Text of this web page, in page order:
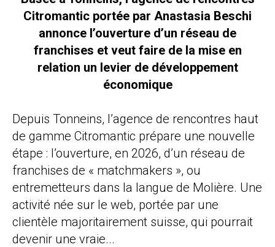
Citromantic portée par Anastasia Beschi
annonce l’ouverture d’un réseau de
franchises et veut faire de la mise en
relation un levier de développement
économique
Depuis Tonneins, l’agence de rencontres haut
de gamme Citromantic prépare une nouvelle
étape : l’ouverture, en 2026, d’un réseau de
franchises de « matchmakers », ou
entremetteurs dans la langue de Molière. Une
activité née sur le web, portée par une
clientèle majoritairement suisse, qui pourrait
devenir une vraie...